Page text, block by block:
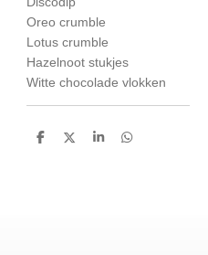
Oreo crumble
Lotus crumble
Hazelnoot stukjes
Witte chocolade vlokken
D
D
S
D